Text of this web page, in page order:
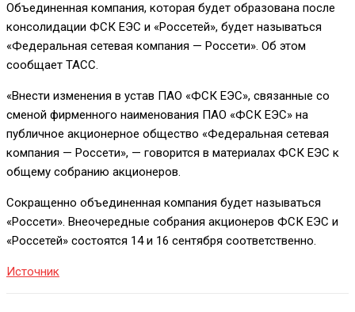
Объединенная компания, которая будет образована после
консолидации ФСК ЕЭС и «Россетей», будет называться
«Федеральная сетевая компания — Россети». Об этом
сообщает ТАСС.
«Внести изменения в устав ПАО «ФСК ЕЭС», связанные со
сменой фирменного наименования ПАО «ФСК ЕЭС» на
публичное акционерное общество «Федеральная сетевая
компания — Россети», — говорится в материалах ФСК ЕЭС к
общему собранию акционеров.
Сокращенно объединенная компания будет называться
«Россети». Внеочередные собрания акционеров ФСК ЕЭС и
«Россетей» состоятся 14 и 16 сентября соответственно.
Источник